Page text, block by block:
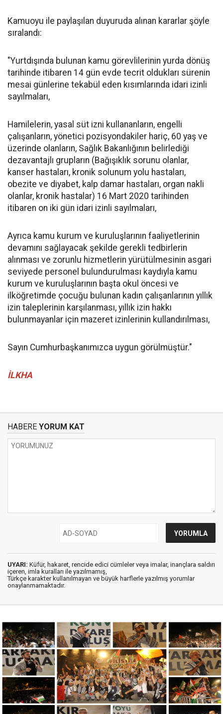
Kamuoyu ile paylaşılan duyuruda alınan kararlar şöyle
sıralandı:
"Yurtdışında bulunan kamu görevlilerinin yurda dönüş
tarihinde itibaren 14 gün evde tecrit oldukları sürenin
mesai günlerine tekabül eden kısımlarında idari izinli
sayılmaları,
Hamilelerin, yasal süt izni kullananların, engelli
çalışanların, yönetici pozisyondakiler hariç, 60 yaş ve
üzerinde olanların, Sağlık Bakanlığının belirlediği
dezavantajlı grupların (Bağışıklık sorunu olanlar,
kanser hastaları, kronik solunum yolu hastaları,
obezite ve diyabet, kalp damar hastaları, organ nakli
olanlar, kronik hastalar) 16 Mart 2020 tarihinden
itibaren on iki gün idari izinli sayılmaları,
Ayrıca kamu kurum ve kuruluşlarının faaliyetlerinin
devamını sağlayacak şekilde gerekli tedbirlerin
alınması ve zorunlu hizmetlerin yürütülmesinin asgari
seviyede personel bulundurulması kaydıyla kamu
kurum ve kuruluşlarının başta okul öncesi ve
ilköğretimde çocuğu bulunan kadın çalışanlarının yıllık
izin taleplerinin karşılanması, yıllık izin hakkı
bulunmayanlar için mazeret izinlerinin kullandırılması,
Sayın Cumhurbaşkanımızca uygun görülmüştür."
İLKHA
HABERE YORUM KAT
UYARI: Küfür, hakaret, rencide edici cümleler veya imalar, inançlara saldırı
içeren, imla kuralları ile yazılmamış,
Türkçe karakter kullanılmayan ve büyük harflerle yazılmış yorumlar
onaylanmamaktadır.